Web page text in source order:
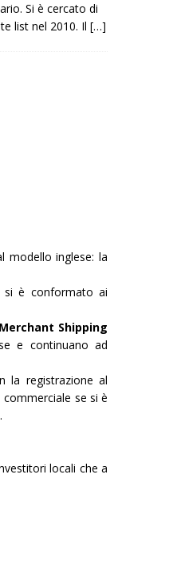
Si è cercato di
list nel 2010. Il […]
modello inglese: la
si è conformato ai
Merchant Shipping
e continuano ad
la registrazione al
commerciale se si è
.
locali che a